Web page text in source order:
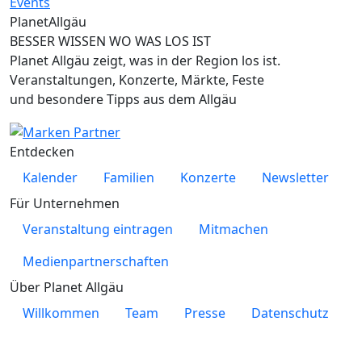
PlanetAllgäu
BESSER WISSEN WO WAS LOS IST
Planet Allgäu zeigt, was in der Region los ist.
Veranstaltungen, Konzerte, Märkte, Feste
und besondere Tipps aus dem Allgäu
Entdecken
Kalender
Familien Konzerte
Newsletter
Für Unternehmen
Veranstaltung eintragen
Mitmachen
Medienpartnerschaften
Über Planet Allgäu
Willkommen
Team Presse
Datenschutz